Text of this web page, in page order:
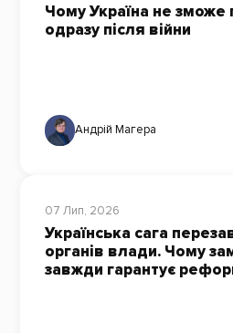
Чому Україна не зможе
одразу після війни
Андрій Магера
07 Лип, 2026
Українська сага
органів влади. Чому
завжди гарантує